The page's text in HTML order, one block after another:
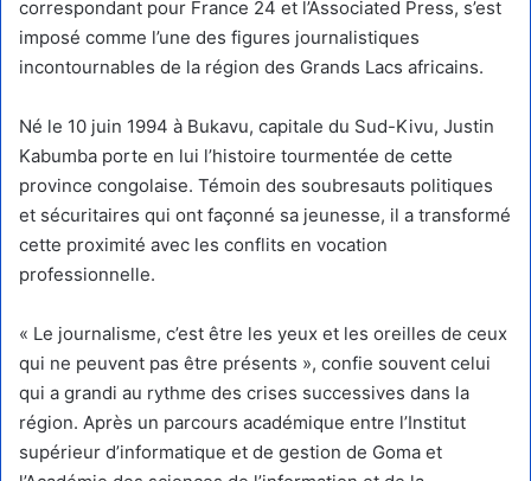
correspondant pour France 24 et l’Associated Press, s’est
imposé comme l’une des figures journalistiques
incontournables de la région des Grands Lacs africains.
Né le 10 juin 1994 à Bukavu, capitale du Sud-Kivu, Justin
Kabumba porte en lui l’histoire tourmentée de cette
province congolaise. Témoin des soubresauts politiques
et sécuritaires qui ont façonné sa jeunesse, il a transformé
cette proximité avec les conflits en vocation
professionnelle.
« Le journalisme, c’est être les yeux et les oreilles de ceux
qui ne peuvent pas être présents », confie souvent celui
qui a grandi au rythme des crises successives dans la
région. Après un parcours académique entre l’Institut
supérieur d’informatique et de gestion de Goma et